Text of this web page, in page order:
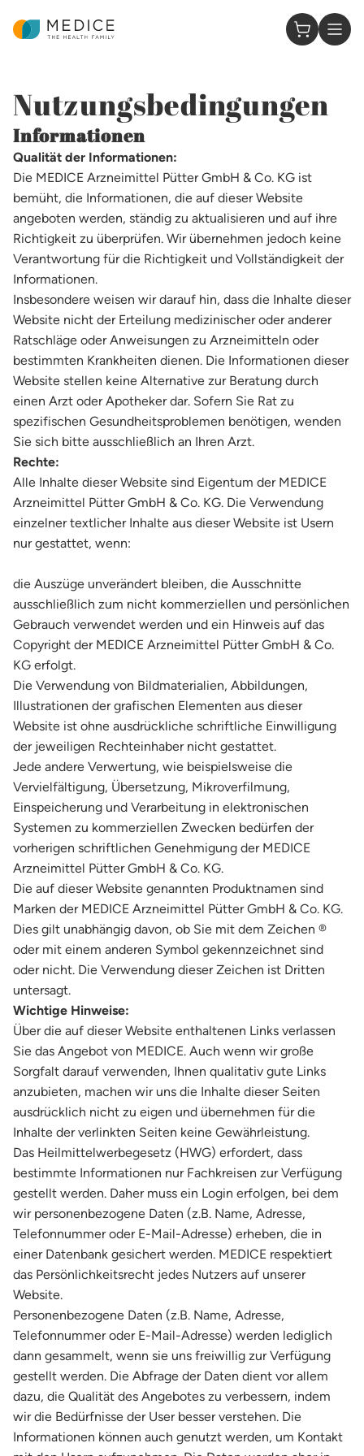
Zur Startseite
0 Artikel
Nutzungsbedingungen
Informationen
Qualität der Informationen:
Die MEDICE Arzneimittel Pütter GmbH & Co. KG ist
bemüht, die Informationen, die auf dieser Website
angeboten werden, ständig zu aktualisieren und auf ihre
Richtigkeit zu überprüfen. Wir übernehmen jedoch keine
Verantwortung für die Richtigkeit und Vollständigkeit der
Informationen.
Insbesondere weisen wir darauf hin, dass die Inhalte dieser
Website nicht der Erteilung medizinischer oder anderer
Ratschläge oder Anweisungen zu Arzneimitteln oder
bestimmten Krankheiten dienen. Die Informationen dieser
Website stellen keine Alternative zur Beratung durch
einen Arzt oder Apotheker dar. Sofern Sie Rat zu
spezifischen Gesundheitsproblemen benötigen, wenden
Sie sich bitte ausschließlich an Ihren Arzt.
Rechte:
Alle Inhalte dieser Website sind Eigentum der MEDICE
Arzneimittel Pütter GmbH & Co. KG. Die Verwendung
einzelner textlicher Inhalte aus dieser Website ist Usern
nur gestattet, wenn:
die Auszüge unverändert bleiben, die Ausschnitte
ausschließlich zum nicht kommerziellen und persönlichen
Gebrauch verwendet werden und ein Hinweis auf das
Copyright der MEDICE Arzneimittel Pütter GmbH & Co.
KG erfolgt.
Die Verwendung von Bildmaterialien, Abbildungen,
Illustrationen der grafischen Elementen aus dieser
Website ist ohne ausdrückliche schriftliche Einwilligung
der jeweiligen Rechteinhaber nicht gestattet.
Jede andere Verwertung, wie beispielsweise die
Vervielfältigung, Übersetzung, Mikroverfilmung,
Einspeicherung und Verarbeitung in elektronischen
Systemen zu kommerziellen Zwecken bedürfen der
vorherigen schriftlichen Genehmigung der MEDICE
Arzneimittel Pütter GmbH & Co. KG.
Die auf dieser Website genannten Produktnamen sind
Marken der MEDICE Arzneimittel Pütter GmbH & Co. KG.
Dies gilt unabhängig davon, ob Sie mit dem Zeichen ®
oder mit einem anderen Symbol gekennzeichnet sind
oder nicht. Die Verwendung dieser Zeichen ist Dritten
untersagt.
Wichtige Hinweise:
Über die auf dieser Website enthaltenen Links verlassen
Sie das Angebot von MEDICE. Auch wenn wir große
Sorgfalt darauf verwenden, Ihnen qualitativ gute Links
anzubieten, machen wir uns die Inhalte dieser Seiten
ausdrücklich nicht zu eigen und übernehmen für die
Inhalte der verlinkten Seiten keine Gewährleistung.
Das Heilmittelwerbegesetz (HWG) erfordert, dass
bestimmte Informationen nur Fachkreisen zur Verfügung
gestellt werden. Daher muss ein Login erfolgen, bei dem
wir personenbezogene Daten (z.B. Name, Adresse,
Telefonnummer oder E-Mail-Adresse) erheben, die in
einer Datenbank gesichert werden. MEDICE respektiert
das Persönlichkeitsrecht jedes Nutzers auf unserer
Website.
Personenbezogene Daten (z.B. Name, Adresse,
Telefonnummer oder E-Mail-Adresse) werden lediglich
dann gesammelt, wenn sie uns freiwillig zur Verfügung
gestellt werden. Die Abfrage der Daten dient vor allem
dazu, die Qualität des Angebotes zu verbessern, indem
wir die Bedürfnisse der User besser verstehen. Die
Informationen können auch genutzt werden, um Kontakt